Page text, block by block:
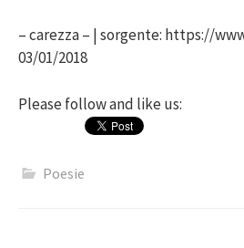
– carezza – | sorgente: https://
03/01/2018
Please follow and like us:
Poesie